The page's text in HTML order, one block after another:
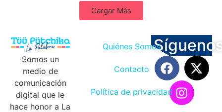
Cargar Más
Somos un
medio de
comunicación
digital que le
hace honor a La
Quiénes Somos
Contacto
Política de privacidad